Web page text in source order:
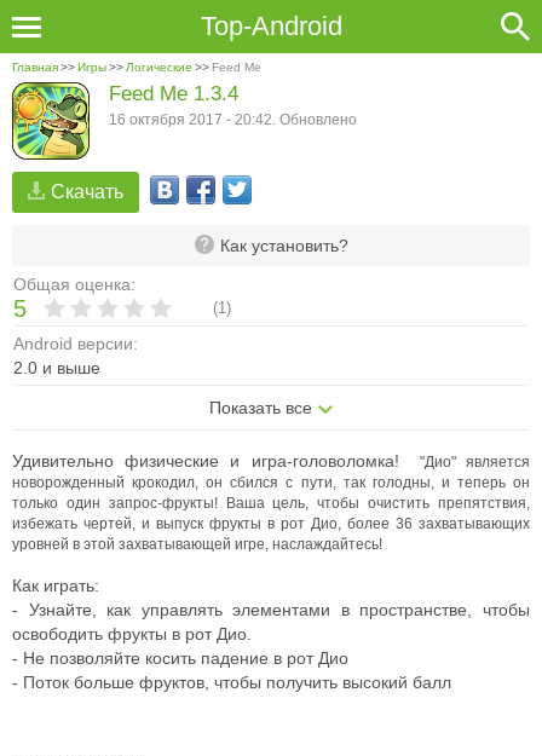
Top-Android
Главная>>Игры>> Логические >> Feed Me
Скачать
Как установить?
Общая оценка:
5 (1)
Android версии:
2.0 и выше
Показать все
Feed Me 1.3.4
16 октября 2017 - 20:42. Обновлено
Удивительно физические и игра-головоломка!
"Дио" является
новорожденный крокодил, он сбился с пути, так голодны, и теперь он
только один запрос-фрукты! Ваша цель, чтобы очистить препятствия,
избежать чертей, и выпуск фрукты в рот Дио, более 36 захватывающих
уровней в этой захватывающей игре, наслаждайтесь!
Как играть:
- Узнайте, как управлять элементами в пространстве, чтобы
освободить фрукты в рот Дио.
- Не позволяйте косить падение в рот Дио
- Поток больше фруктов, чтобы получить высокий балл